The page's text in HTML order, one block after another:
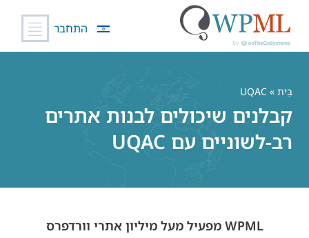
התחבר
בַּיִת » UQAC
קבלנים שיכולים לבנות אתרים
רב-לשוניים עם UQAC
WPML מפעיל מעל מיליון אתרי וורדפרס